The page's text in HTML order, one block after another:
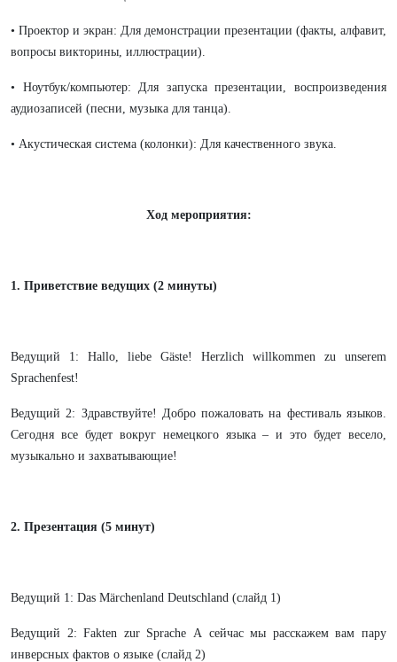
• Проектор и экран: Для демонстрации презентации (факты, алфавит,
вопросы викторины, иллюстрации).
• Ноутбук/компьютер: Для запуска презентации, воспроизведения
аудиозаписей (песни, музыка для танца).
• Акустическая система (колонки): Для качественного звука.
Ход мероприятия:
1. Приветствие ведущих (2 минуты)
Ведущий 1: Hallo, liebe Gäste! Herzlich willkommen zu unserem
Sprachenfest!
Ведущий 2: Здравствуйте! Добро пожаловать на фестиваль языков.
Сегодня все будет вокруг немецкого языка – и это будет весело,
музыкально и захватывающие!
2. Презентация (5 минут)
Ведущий 1: Das Märchenland Deutschland (слайд 1)
Ведущий 2: Fakten zur Sprache А сейчас мы расскажем вам пару
инверсных фактов о языке (слайд 2)